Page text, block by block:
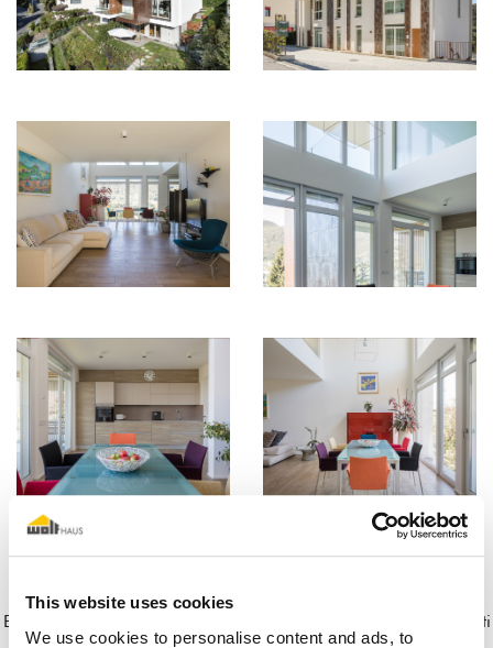
This website uses cookies
We use cookies to personalise content and ads, to
E' necessario
per guardare questi